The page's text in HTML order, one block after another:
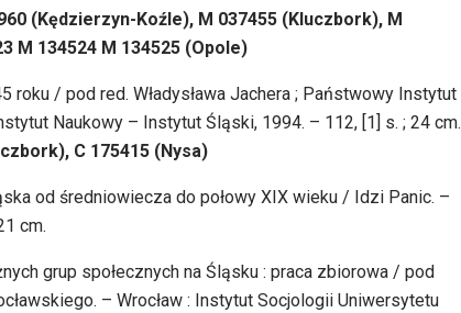
(Kędzierzyn-Koźle), M 037455 (Kluczbork), M
M 134524 M 134525 (Opole)
roku / pod red. Władysława Jachera ; Państwowy Instytut
Naukowy – Instytut Śląski, 1994. – 112, [1] s. ; 24 cm.
C 175415 (Nysa)
od średniowiecza do połowy XIX wieku / Idzi Panic. –
cm.
grup społecznych na Śląsku : praca zbiorowa / pod
– Wrocław : Instytut Socjologii Uniwersytetu